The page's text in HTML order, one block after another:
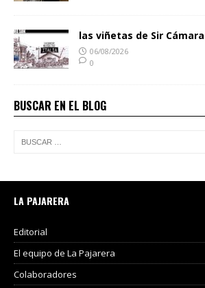
las viñetas de Sir Cámara
06/08/2026
0
BUSCAR EN EL BLOG
LA PAJARERA
Editorial
El equipo de La Pajarera
Colaboradores